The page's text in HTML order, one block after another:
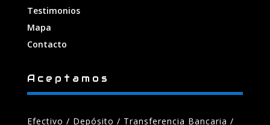
Testimonios
Mapa
Contacto
Aceptamos
Efectivo / Depósito / Transferencia Bancaria /